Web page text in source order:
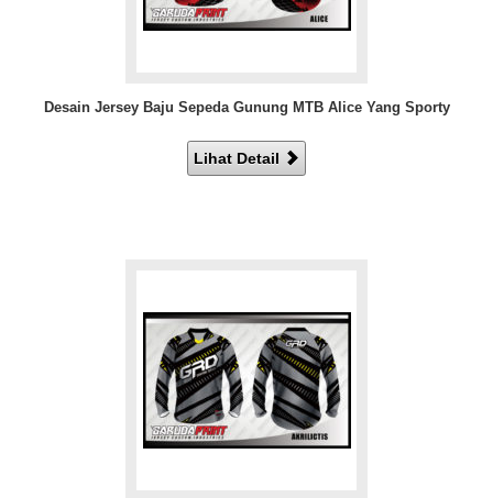
Desain Jersey Baju Sepeda Gunung MTB Alice Yang Sporty
Lihat Detail